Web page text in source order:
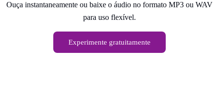
Ouça instantaneamente ou baixe o áudio no formato MP3 ou WAV
para uso flexível.
Experimente gratuitamente